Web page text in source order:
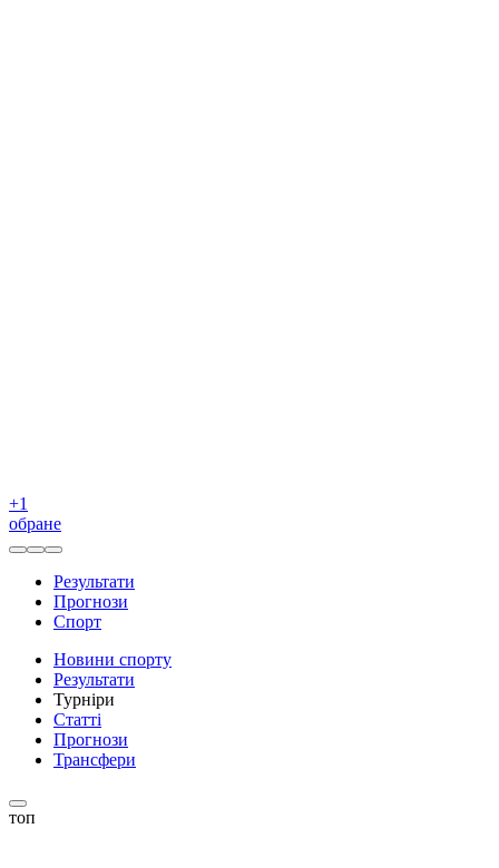
+1
обране
Результати
Прогнози
Спорт
Новини спорту
Результати
Турніри
Статті
Прогнози
Трансфери
топ